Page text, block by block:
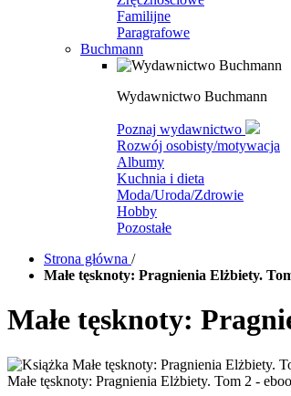
Familijne
Paragrafowe
Buchmann
Wydawnictwo Buchmann
Poznaj wydawnictwo
Rozwój osobisty/motywacja
Albumy
Kuchnia i dieta
Moda/Uroda/Zdrowie
Hobby
Pozostałe
Strona główna /
Małe tęsknoty: Pragnienia Elżbiety.
Małe tęsknoty:
Małe tęsknoty: Pragnienia Elżbiety. Tom 2 -